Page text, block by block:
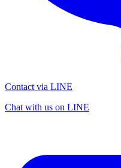
Contact via LINE
Chat with us on LINE